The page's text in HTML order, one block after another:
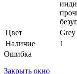
Цвет
Grey
Наличие
1
Ошибка
Закрыть окно